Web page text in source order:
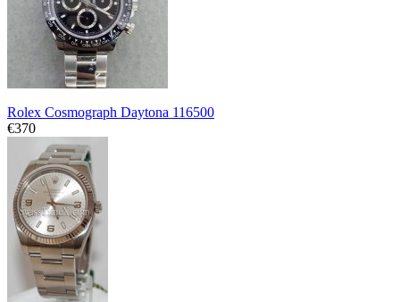
Rolex Cosmograph Daytona 116500
€370